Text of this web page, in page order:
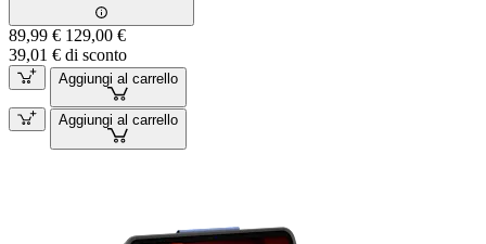
89,99 € 129,00 €
39,01 € di sconto
Aggiungi al carrello
Aggiungi al carrello